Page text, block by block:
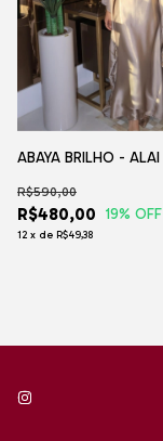
ABAYA BRILHO - ALAI
R$480,00
R$590,00
19% OFF
12 x de R$49,38